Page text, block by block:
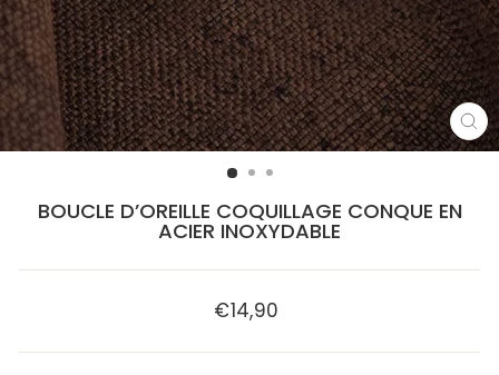
BOUCLE D’OREILLE COQUILLAGE CONQUE EN
ACIER INOXYDABLE
Prix
€14,90